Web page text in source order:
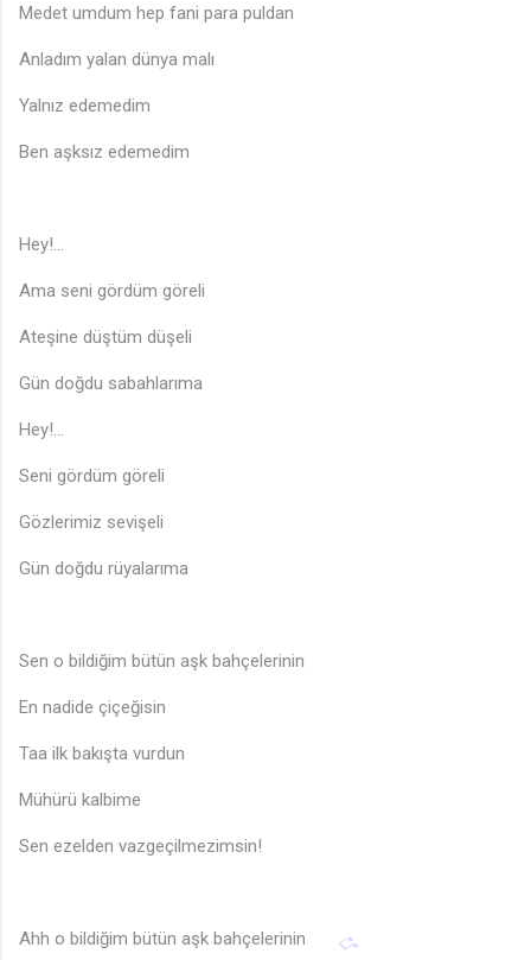
Medet umdum hep fani para puldan
Anladım yalan dünya malı
Yalnız edemedim
Ben aşksız edemedim
Hey!...
Ama seni gördüm göreli
Ateşine düştüm düşeli
Gün doğdu sabahlarıma
Hey!...
Seni gördüm göreli
Gözlerimiz sevişeli
Gün doğdu rüyalarıma
Sen o bildiğim bütün aşk bahçelerinin
En nadide çiçeğisin
Taa ilk bakışta vurdun
Mühürü kalbime
Sen ezelden vazgeçilmezimsin!
Ahh o bildiğim bütün aşk bahçelerinin